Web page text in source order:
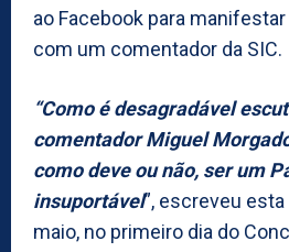
ao Facebook para
com um comentador da SIC.
“Como é desagradável
comentador Miguel
como deve ou não, ser um
insuportável”, escreveu
maio, no primeiro dia do